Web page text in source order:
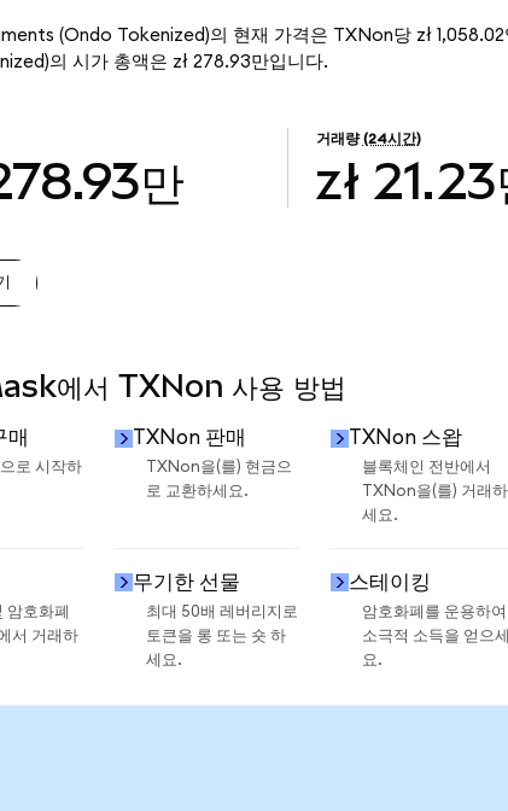
(Ondo Tokenized)의 현재 가격은 TXNon당 zł
의 시가 총액은 zł 278.93만입니다.
만
거래량 (24시간)
zł 21.23
에서 TXNon 사용 방법
매
로 시작하
TXNon 판매
TXNon을(를) 현금으
로 교환하세요.
TXNon 스왑
블록체인 전반에서
TXNon을(를) 거래하
세요.
암호화폐
서 거래하
무기한 선물
최대 50배 레버리지로
토큰을 롱 또는 숏 하
세요.
스테이킹
암호화폐를 운용하여
소극적 소득을 얻으세
요.